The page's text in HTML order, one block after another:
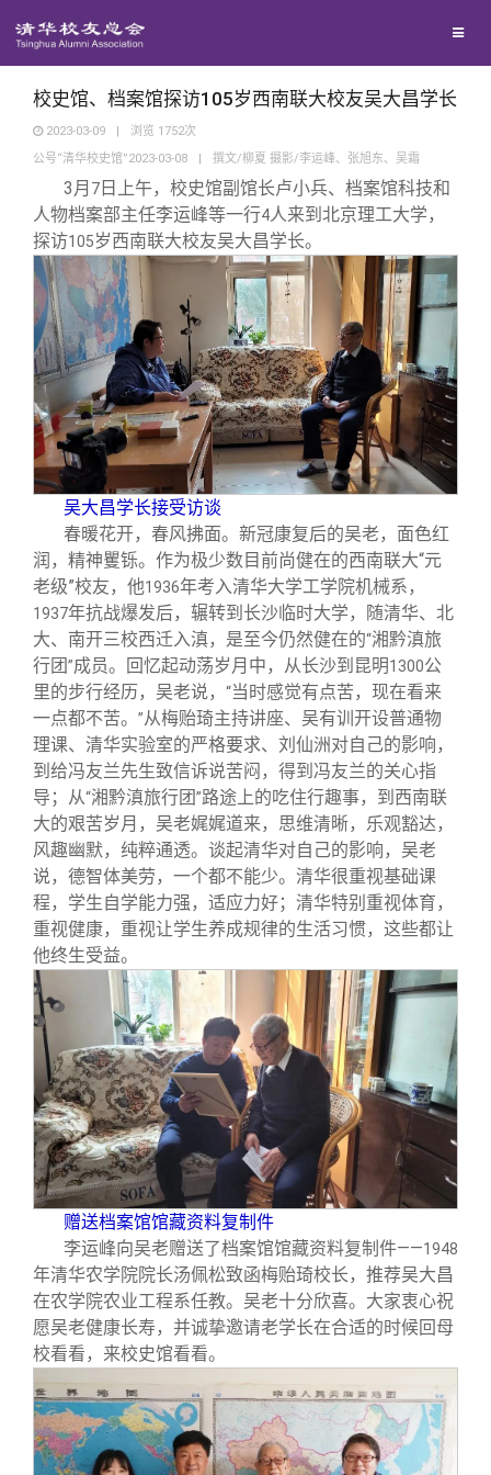
地区联络
年级联络
院系校友工作
专业委员会
兴趣群体
西南联大校友会
回馈母校
捐赠项目
捐赠新闻
捐赠纪事
捐赠方法
义工计划
媒体平台
《清华校友通讯》
《水木清华》
我要订阅
新媒体平台
百年清华
清华人物
清华故事
青春风采
校友文苑
校友讲坛
校友视界
校友服务
终身学习
信息化服务
三创大赛
实用信息
校友总会
总会简介
会长致辞
总会章程
理事会名单
制度法规
联系我们
关闭
校史馆、档案馆探访105岁西南联大校友吴大昌学长
2023-03-09 | 浏览 1752次
公号“清华校史馆”2023-03-08
| 撰文/柳夏 摄影/李运峰、张旭东、吴霜
3月 7 日上午，校史馆副馆长卢小兵、档案馆科技和
人物档案部主任李运峰等一行4人来到北京理工大学，
探访105岁西南联大校友吴大昌学长。
吴大昌学长接受访谈
春暖花开，春风拂面。新冠康复后的吴老，面色红
润，精神矍铄。作为极少数目前尚健在的西南联大“元
老级”校友，他1936年考入清华大学工学院机械系，
1937年抗战爆发后，辗转到长沙临时大学，随清华、北
大、南开三校西迁入滇，是至今仍然健在的“湘黔滇旅
行团”成员。回忆起动荡岁月中，从长沙到昆明1300公
里的步行经历，吴老说， “当时感觉有点苦，现在看来
一点都不苦。 ”从梅贻琦主持讲座、吴有训开设普通物
理课、清华实验室的严格要求、刘仙洲对自己的影响，
到给冯友兰先生致信诉说苦闷，得到冯友兰的关心指
导；从“湘黔滇旅行团”路途上的吃住行趣事，到西南联
大的艰苦岁月，吴老娓娓道来，思维清晰，乐观豁达，
风趣幽默，纯粹通透。谈起清华对自己的影响，吴老
说，德智体美劳，一个都不能少。清华很重视基础课
程，学生自学能力强，适应力好；清华特别重视体育，
重视健康，重视让学生养成规律的生活习惯，这些都让
他终生受益。
赠送档案馆馆藏资料复制件
李运峰向吴老赠送了档案馆馆藏资料复制件——1948
年清华农学院院长汤佩松致函梅贻琦校长，推荐吴大昌
在农学院农业工程系任教。吴老十分欣喜。大家衷心祝
愿吴老健康长寿，并诚挚邀请老学长在合适的时候回母
校看看，来校史馆看看。